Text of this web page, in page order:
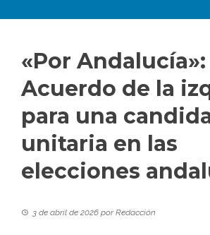
«Por Andalucía»:
Acuerdo de la
para una
unitaria en las
elecciones
3 de abril de 2026 porRedacción